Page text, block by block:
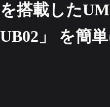
を搭載した
UB02」 を簡